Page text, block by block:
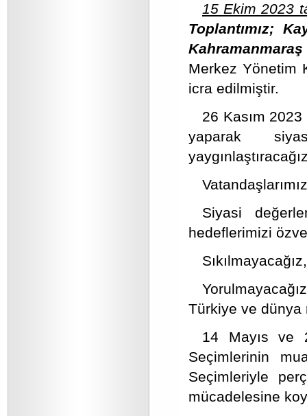
15 Ekim 2023
Toplantımız;
Kahramanmaraş
Merkez Yönetim
icra edilmiştir.
26 Kasım
yaparak
Siyasi
hedeflerimizi
Türkiye ve dünya
14 Mayıs ve
Seçimlerinin
Seçimleriyle
mücadelesine